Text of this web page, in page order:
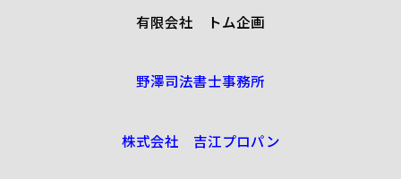
有限会社 トム企画
野澤司法書士事務所
株式会社 吉江プロパン